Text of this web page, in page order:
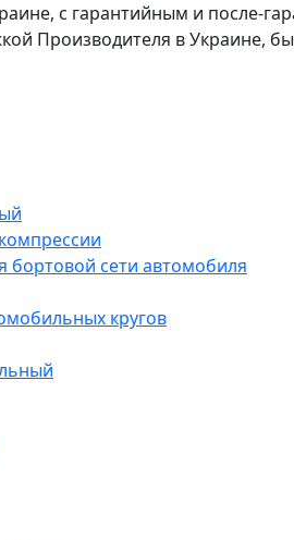
с гарантийным и после-
Производителя в Украине,
бортовой сети автомобиля
кругов